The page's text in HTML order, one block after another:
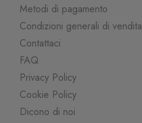
Metodi di pagamento
Condizioni generali di vendita
Contattaci
FAQ
Privacy Policy
Cookie Policy
Dicono di noi